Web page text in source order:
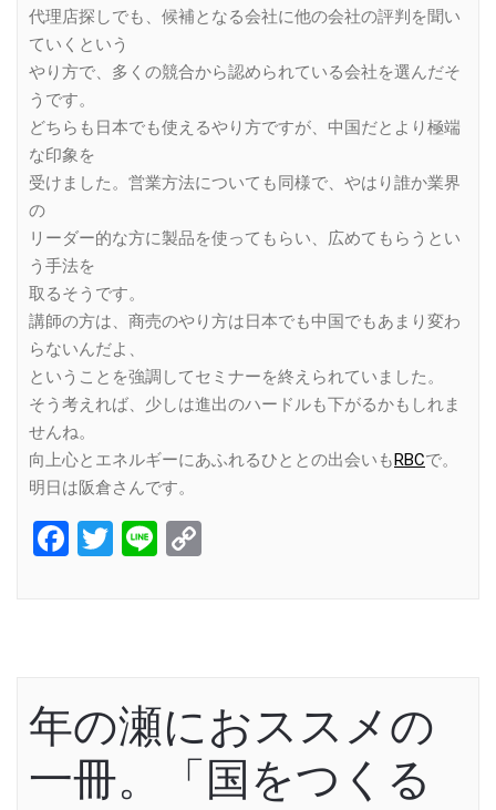
代理店探しでも、候補となる会社に他の会社の評判を聞い
ていくという
やり方で、多くの競合から認められている会社を選んだそ
うです。
どちらも日本でも使えるやり方ですが、中国だとより極端
な印象を
受けました。営業方法についても同様で、やはり誰か業界
の
リーダー的な方に製品を使ってもらい、広めてもらうとい
う手法を
取るそうです。
講師の方は、商売のやり方は日本でも中国でもあまり変わ
らないんだよ、
ということを強調してセミナーを終えられていました。
そう考えれば、少しは進出のハードルも下がるかもしれま
せんね。
向上心とエネルギーにあふれるひととの出会いもRBCで。
明日は阪倉さんです。
Facebook
Twitter
Line
年の瀬におススメの
一冊。「国をつくる